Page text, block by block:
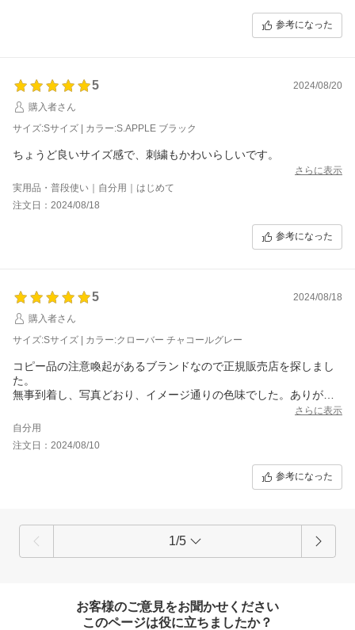
参考になった
5
2024/08/20
購入者さん
サイズ:Sサイズ | カラー:S.APPLE ブラック
ちょうど良いサイズ感で、刺繍もかわいらしいです。
さらに表示
実用品・普段使い｜自分用｜はじめて
注文日：2024/08/18
参考になった
5
2024/08/18
購入者さん
サイズ:Sサイズ | カラー:クローバー チャコールグレー
コピー品の注意喚起があるブランドなので正規販売店を探しまし
た。
無事到着し、写真どおり、イメージ通りの色味でした。ありがと
さらに表示
自分用
注文日：2024/08/10
参考になった
1/5
お客様のご意見をお聞かせください
このページは役に立ちましたか？